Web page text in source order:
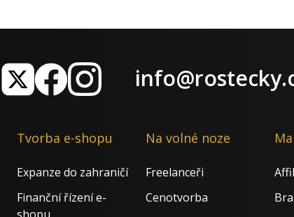
Tvorba e-shopu
Expanze do zahraničí
Finanční řízení e-
Na volné noze
Freelanceři
Cenotvorba